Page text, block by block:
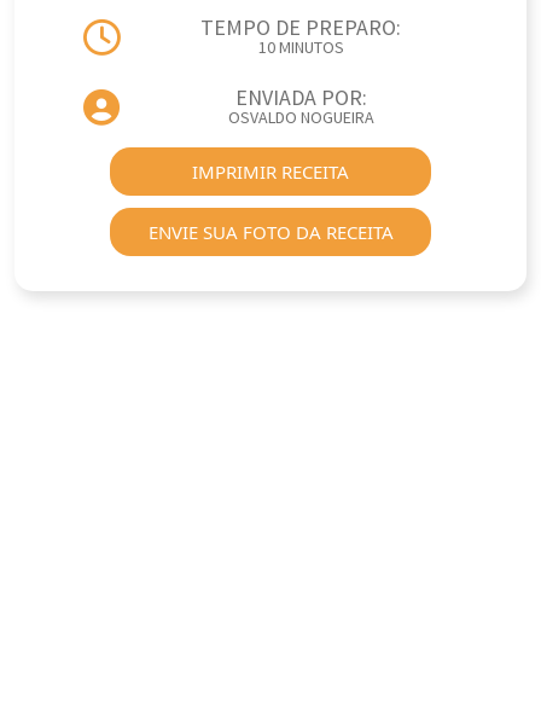
TEMPO DE PREPARO:
10 MINUTOS
ENVIADA POR:
OSVALDO NOGUEIRA
IMPRIMIR RECEITA
ENVIE SUA FOTO DA RECEITA